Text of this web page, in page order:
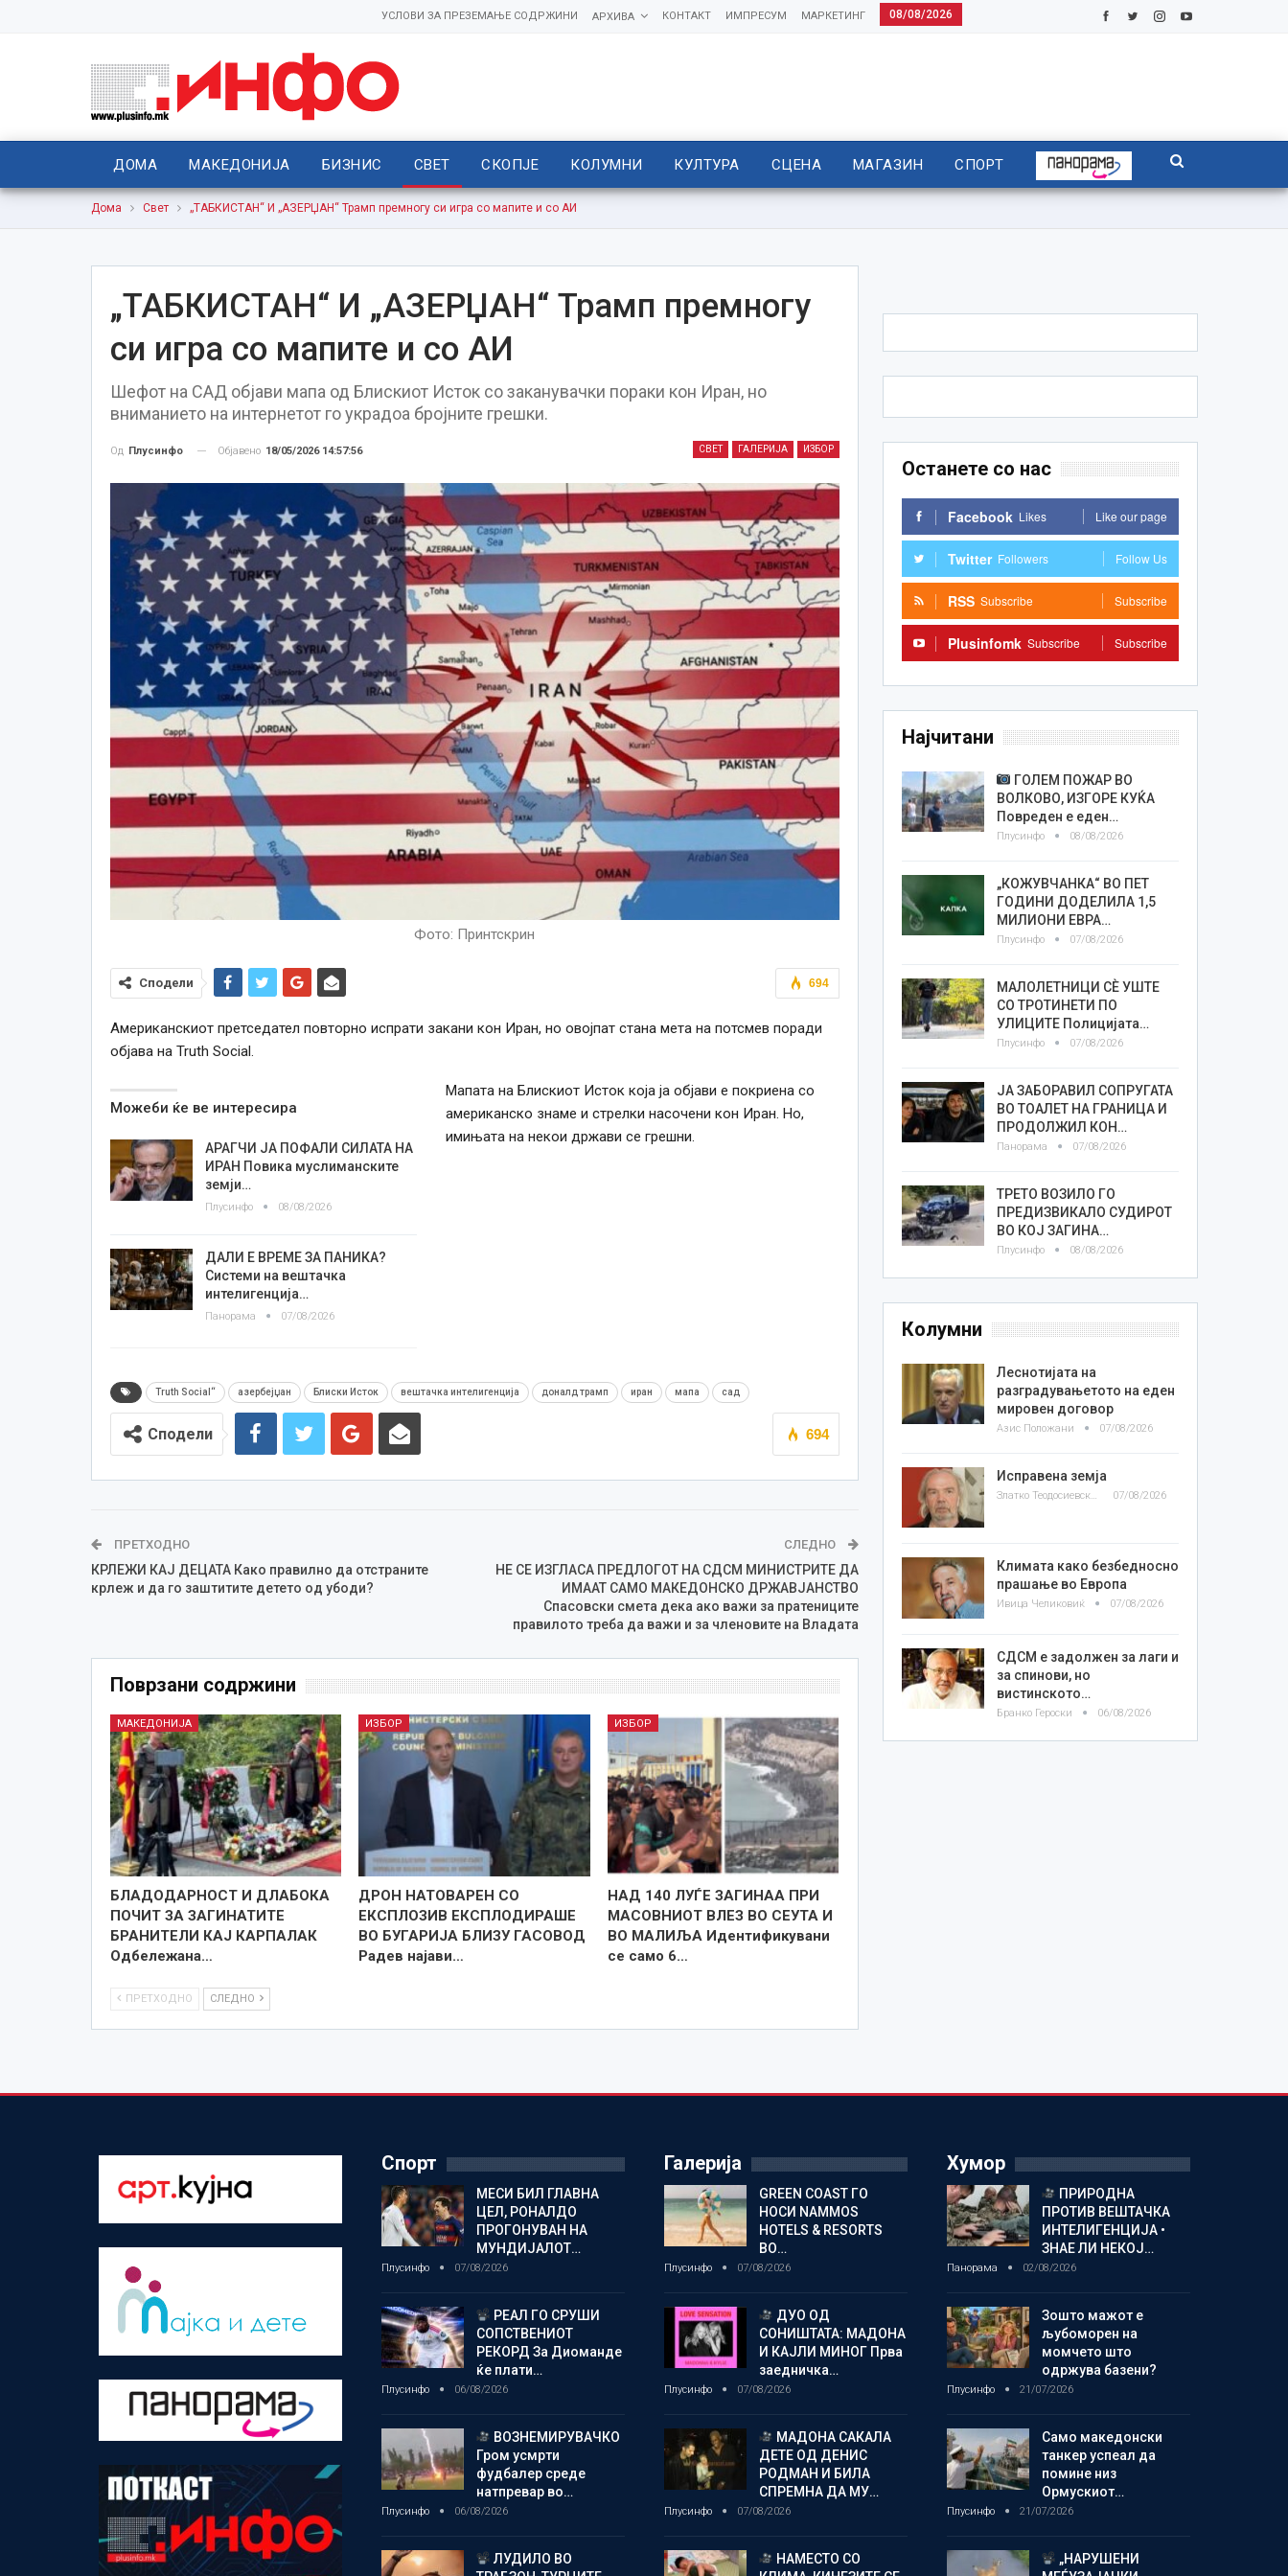
08/08/2026
МАРКЕТИНГ
ИМПРЕСУМ
КОНТАКТ
АРХИВА
УСЛОВИ ЗА ПРЕЗЕМАЊЕ СОДРЖИНИ
ДОМА МАКЕДОНИЈА БИЗНИС СВЕТ СКОПЈЕ КОЛУМНИ КУЛТУРА СЦЕНА МАГАЗИН СПОРТ
Дома Свет „ТАБКИСТАН“ И „АЗЕРЏАН“ Трамп премногу си игра со мапите и со АИ
„ТАБКИСТАН“ И „АЗЕРЏАН“ Трамп премногу
си игра со мапите и со АИ
Шефот на САД објави мапа од Блискиот Исток со заканувачки пораки кон Иран, но
вниманието на интернетот го украдоа бројните грешки.
СВЕТ ГАЛЕРИЈА ИЗБОР
Од Плусинфо Објавено 18/05/2026 14:57:56
Фото: Принтскрин
694
Сподели
Американскиот претседател повторно испрати закани кон Иран, но овојпат стана мета на потсмев поради
објава на Truth Social.
Можеби ќе ве интересира
АРАГЧИ ЈА ПОФАЛИ СИЛАТА НА
ИРАН Повика муслиманските
земји…
Плусинфо 08/08/2026
ДАЛИ Е ВРЕМЕ ЗА ПАНИКА?
Системи на вештачка
интелигенција…
Панорама 07/08/2026
Мапата на Блискиот Исток која ја објави е покриена со
американско знаме и стрелки насочени кон Иран. Но,
имињата на некои држави се грешни.
Truth Social“ азербејџан Блиски Исток вештачка интелигенција доналд трамп иран мапа сад
694
Сподели
ПРЕТХОДНО
КРЛЕЖИ КАЈ ДЕЦАТА Како правилно да отстраните
крлеж и да го заштитите детето од убоди?
СЛЕДНО
НЕ СЕ ИЗГЛАСА ПРЕДЛОГОТ НА СДСМ МИНИСТРИТЕ ДА
ИМААТ САМО МАКЕДОНСКО ДРЖАВЈАНСТВО
Спасовски смета дека ако важи за пратениците
правилото треба да важи и за членовите на Владата
Поврзани содржини
МАКЕДОНИЈА
БЛАДОДАРНОСТ И ДЛАБОКА
ПОЧИТ ЗА ЗАГИНАТИТЕ
БРАНИТЕЛИ КАЈ КАРПАЛАК
Одбележана…
ИЗБОР
ДРОН НАТОВАРЕН СО
ЕКСПЛОЗИВ ЕКСПЛОДИРАШЕ
ВО БУГАРИЈА БЛИЗУ ГАСОВОД
Радев најави…
ИЗБОР
НАД 140 ЛУЃЕ ЗАГИНАА ПРИ
МАСОВНИОТ ВЛЕЗ ВО СЕУТА И
ВО МАЛИЉА Идентификувани
се само 6…
ПРЕТХОДНО СЛЕДНО
Останете со нас
Facebook Likes Like our page
Twitter Followers Follow Us
RSS Subscribe Subscribe
Plusinfomk Subscribe Subscribe
Најчитани
ГОЛЕМ ПОЖАР ВО
ВОЛКОВО, ИЗГОРЕ КУЌА
Повреден е еден…
Плусинфо 08/08/2026
„КОЖУВЧАНКА“ ВО ПЕТ
ГОДИНИ ДОДЕЛИЛА 1,5
МИЛИОНИ ЕВРА…
Плусинфо 07/08/2026
МАЛОЛЕТНИЦИ СÈ УШТЕ
СО ТРОТИНЕТИ ПО
УЛИЦИТЕ Полицијата…
Плусинфо 07/08/2026
ЈА ЗАБОРАВИЛ СОПРУГАТА
ВО ТОАЛЕТ НА ГРАНИЦА И
ПРОДОЛЖИЛ КОН…
Панорама 07/08/2026
ТРЕТО ВОЗИЛО ГО
ПРЕДИЗВИКАЛО СУДИРОТ
ВО КОЈ ЗАГИНА…
Плусинфо 08/08/2026
Колумни
Леснотијата на
разградувањетото на еден
мировен договор
Азис Положани 07/08/2026
Исправена земја
Златко Теодосиевски 07/08/2026
Климата како безбедносно
прашање во Европа
Ивица Челиковиќ 07/08/2026
СДСМ е задолжен за лаги и
за спинови, но
вистинското…
Бранко Героски 06/08/2026
Спорт
МЕСИ БИЛ ГЛАВНА
ЦЕЛ, РОНАЛДО
ПРОГОНУВАН НА
МУНДИЈАЛОТ…
Плусинфо 07/08/2026
РЕАЛ ГО СРУШИ
СОПСТВЕНИОТ
РЕКОРД За Диоманде
ќе плати…
Плусинфо 06/08/2026
ВОЗНЕМИРУВАЧКО
Гром усмрти
фудбалер среде
натпревар во…
Плусинфо 06/08/2026
ЛУДИЛО ВО
Галерија
GREEN COAST ГО
НОСИ NAMMOS
HOTELS & RESORTS
ВО…
Плусинфо 07/08/2026
ДУО ОД
СОНИШТАТА: МАДОНА
И КАЈЛИ МИНОГ Прва
заедничка…
Плусинфо 07/08/2026
МАДОНА САКАЛА
ДЕТЕ ОД ДЕНИС
РОДМАН И БИЛА
СПРЕМНА ДА МУ…
Плусинфо 07/08/2026
НАМЕСТО СО
Хумор
ПРИРОДНА
ПРОТИВ ВЕШТАЧКА
ИНТЕЛИГЕНЦИЈА •
ЗНАЕ ЛИ НЕКОЈ…
Панорама 02/08/2026
Зошто мажот е
љубоморен на
момчето што
одржува базени?
Плусинфо 21/07/2026
Само македонски
танкер успеал да
помине низ
Ормускиот…
Плусинфо 21/07/2026
„НАРУШЕНИ